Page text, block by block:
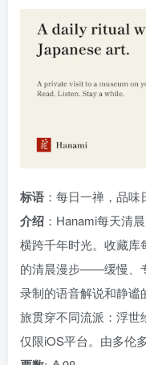
标语 ：每日一禅，品味
介绍 ：Hanami每天清
横跨千年时光。收藏库
的清晨漫步——缓慢、
录制的语音解说和静谧
旅贯穿不同流派：浮世
仅限iOS平台。由多伦